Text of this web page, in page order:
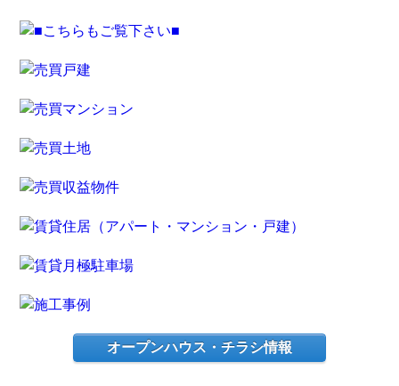
オープンハウス・チラシ情報